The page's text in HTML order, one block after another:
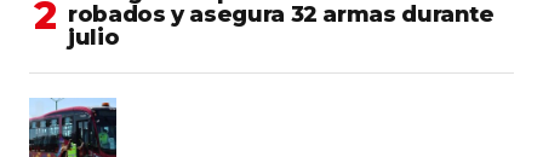
robados y asegura 32 armas durante
julio